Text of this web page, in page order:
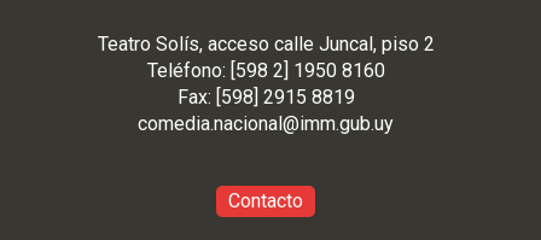
Teatro Solís, acceso calle Juncal, piso 2
Teléfono: [598 2] 1950 8160
Fax: [598] 2915 8819
comedia.nacional@imm.gub.uy
Contacto